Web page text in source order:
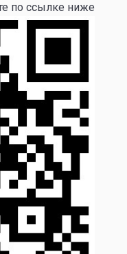
по ссылке ниже